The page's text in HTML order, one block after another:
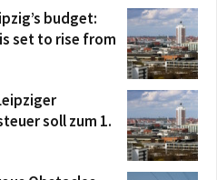
budget:
set to rise from
soll zum 1.